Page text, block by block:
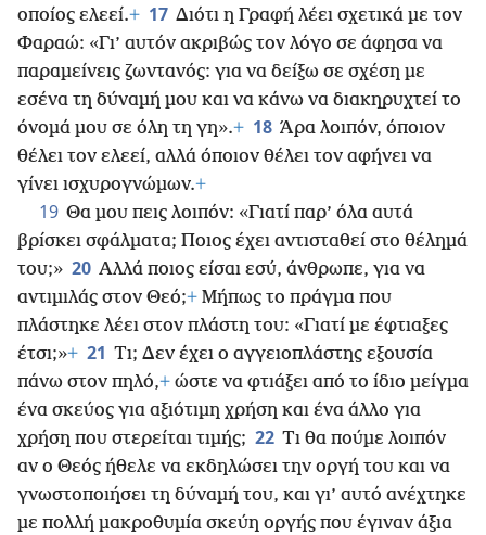
οποίος ελεεί.+ 17 Διότι η Γραφή λέει σχετικά με τον
Φαραώ: «Γι’ αυτόν ακριβώς τον λόγο σε άφησα να
παραμείνεις ζωντανός: για να δείξω σε σχέση με
εσένα τη δύναμή μου και να κάνω να διακηρυχτεί το
όνομά μου σε όλη τη γη».+ 18 Άρα λοιπόν, όποιον
θέλει τον ελεεί, αλλά όποιον θέλει τον αφήνει να
γίνει ισχυρογνώμων.+
19 Θα μου πεις λοιπόν: «Γιατί παρ’ όλα αυτά
βρίσκει σφάλματα; Ποιος έχει αντισταθεί στο θέλημά
του;» 20 Αλλά ποιος είσαι εσύ, άνθρωπε, για να
αντιμιλάς στον Θεό;+ Μήπως το πράγμα που
πλάστηκε λέει στον πλάστη του: «Γιατί με έφτιαξες
έτσι;»+ 21 Τι; Δεν έχει ο αγγειοπλάστης εξουσία
πάνω στον πηλό,+ ώστε να φτιάξει από το ίδιο μείγμα
ένα σκεύος για αξιότιμη χρήση και ένα άλλο για
χρήση που στερείται τιμής; 22 Τι θα πούμε λοιπόν
αν ο Θεός ήθελε να εκδηλώσει την οργή του και να
γνωστοποιήσει τη δύναμή του, και γι’ αυτό ανέχτηκε
με πολλή μακροθυμία σκεύη οργής που έγιναν άξια